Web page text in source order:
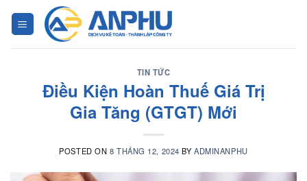
TIN TỨC
Điều Kiện Hoàn Thuế Giá Trị
Gia Tăng (GTGT) Mới
POSTED ON 8 THÁNG 12, 2024 BYADMINANPHU